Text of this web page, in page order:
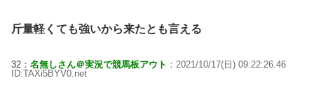
斤量軽くても強いから来たとも言える
32： 名無しさん＠実況で競馬板アウト ：2021/10/17(日) 09:22:26.46
ID:TAXi5BYV0.net